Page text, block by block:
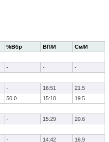
%Вбр ВП/И См/И
- -
-
- 16:51
21.5
50.0 15:18
19.5
- 15:29
20.6
- 14:42
16.9